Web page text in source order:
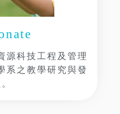
源科技工程及管理
系之教學研究與發